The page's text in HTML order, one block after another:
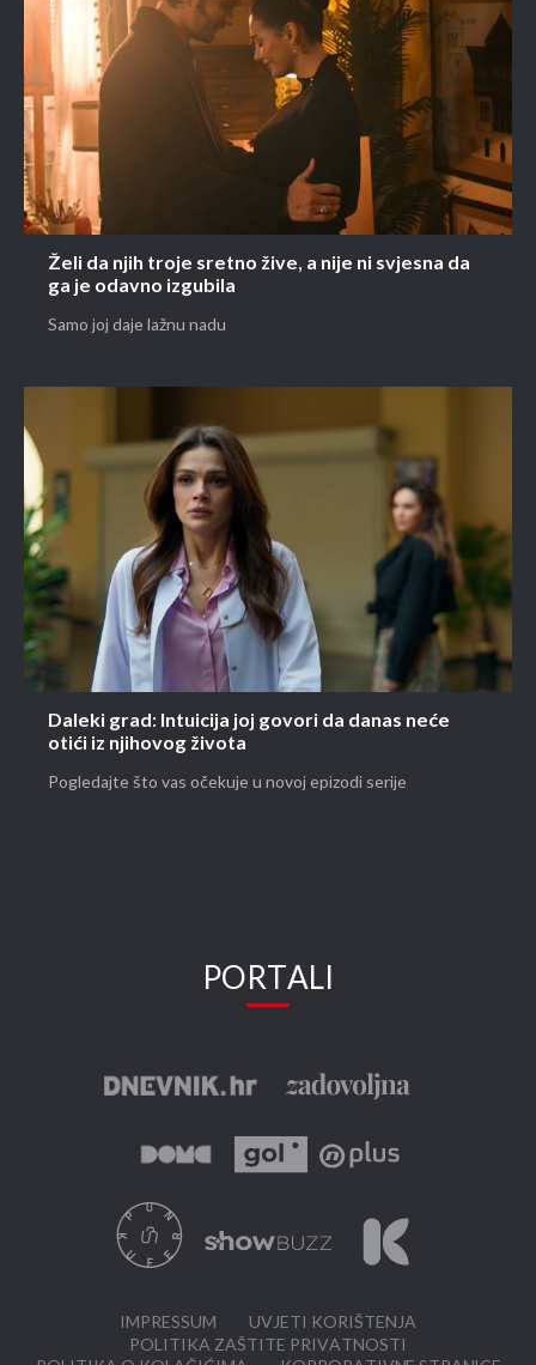
Želi da njih troje sretno žive, a nije ni svjesna da
ga je odavno izgubila
Samo joj daje lažnu nadu
Daleki grad: Intuicija joj govori da danas neće
otići iz njihovog života
Pogledajte što vas očekuje u novoj epizodi serije
PORTALI
IMPRESSUM
UVJETI KORIŠTENJA
POLITIKA ZAŠTITE PRIVATNOSTI